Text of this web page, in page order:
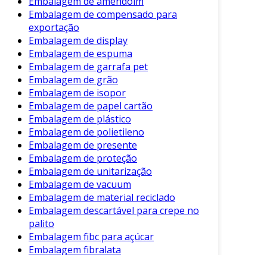
crucial no desenvolvimento de produtos. Sua
utilização pode influenciar diretamente a
aceitação do produto no mercado.
Aplicações do Mockup de Embalagem
Os mockups de embalagem podem ser
utilizados em diversas situações. Portanto,
algumas aplicações práticas incluem:
Apresentações para Clientes:
mockup ajuda a ilustrar ideias para
clientes de forma mais tangível.
Teste de Funcionalidade:
como a embalagem interage com o
conteúdo e com o consumidor.
Campanhas de Marketing:
fundamental para anúncios e materiais
Embalagem de compensado para
exportação
Embalagem de display
Embalagem de espuma
Embalagem de garrafa pet
Embalagem de grão
Embalagem de isopor
Embalagem de papel cartão
Embalagem de plástico
Embalagem de polietileno
Embalagem de presente
Embalagem de proteção
Embalagem de unitarização
Embalagem de vacuum
Embalagem de material reciclado
Embalagem descartável para crepe no
palito
Embalagem fibc para açúcar
Embalagem fibralata